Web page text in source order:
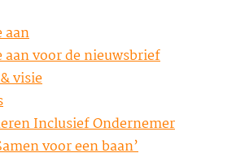
aan
aan voor de nieuwsbrief
visie
Inclusief Ondernemer
voor een baan’